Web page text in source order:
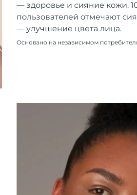
— здоровье и сияние кожи.
пользователей отмечают
— улучшение цвета лица.
Основано на независимом